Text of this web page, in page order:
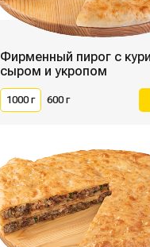
Фирменный пирог с
сыром и укропом
1000 г 600 г